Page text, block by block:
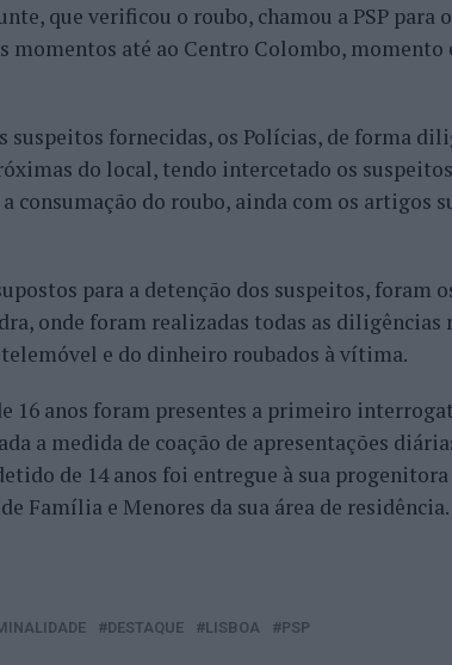
que verificou o roubo, chamou a PSP para
momentos até ao Centro Colombo, momento
suspeitos fornecidas, os Polícias, de forma
do local, tendo intercetado os
consumação do roubo, ainda com os artigos
para a detenção dos suspeitos, foram
onde foram realizadas todas as diligências
e do dinheiro roubados à vítima.
16 anos foram presentes a primeiro
a medida de coação de apresentações
de 14 anos foi entregue à sua
Família e Menores da sua área de residência.
DESTAQUE LISBOA PSP